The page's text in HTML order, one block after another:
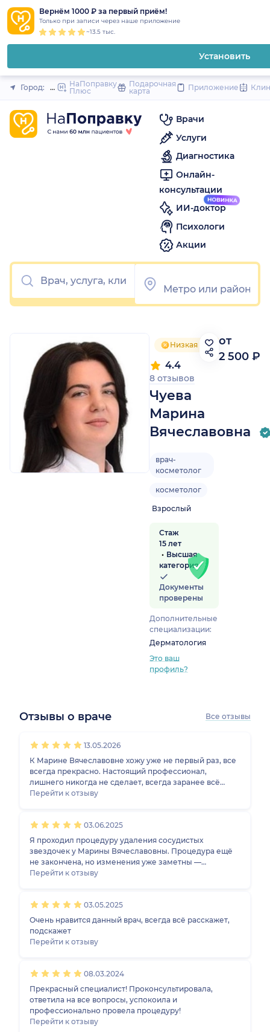
Вернём 1000 ₽ за первый приём!
Только при записи через наше приложение
~13.5 тыс.
Установить
Закрыть
Город: МоскваНаПоправку
Плюс
Подарочная
карта
Приложение
Врачи
Услуги
Диагностика
Онлайн-
консультации
ИИ-доктор
Психологи
Акции
Низкая цена приёма
Чуева
Марина
Вячеславовна
4.4
8 отзывов
врач-
косметолог
косметолог
Взрослый
Стаж
15 лет
Высшая
категория
Документы
проверены
Дополнительные
специализации:
Дерматология
Это ваш
профиль?
от
2 500 ₽
Отзывы о враче Все отзывы
13.05.2026
К Марине Вячеславовне хожу уже не первый раз, все
всегда прекрасно. Настоящий профессионал,
лишнего никогда не сделает, всегда заранее всё
объяснит и предупредит. В плане аппаратной
доктор работает честно и внимательно относится к
пациенту. Всегда чувствую себя спокойно на приеме.
Перейти к отзыву
03.06.2025
Я проходил процедуру удаления сосудистых
звездочек у Марины Вячеславовны. Процедура ещё
не закончена, но изменения уже заметны —
капилляры стали меньше. Доктор изумительный
процедуры, даже дала пробники кремов.
Единственное, что немного смущает — высокая
стоимость при большом количестве процедур. Я
раньше ходил в другую клинику, где было дешевле,
но изменений почти не было. Здесь результат уже
Перейти к отзыву
03.05.2025
Очень нравится данный врач, всегда всё расскажет,
подскажет
Перейти к отзыву
08.03.2024
Прекрасный специалист! Проконсультировала,
ответила на все вопросы, успокоила и
профессионально провела процедуру!
Перейти к отзыву